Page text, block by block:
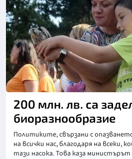
200 млн. лв. са
биоразнообразие
Политиките, свързани с
на всички нас, благодаря на всеки,
тази насока. Това каза министърът